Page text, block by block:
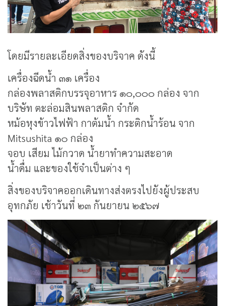
โดยมีรายละเอียดสิ่งของบริจาค ดังนี้
เครื่องฉีดน้ำ ๓๑ เครื่อง
กล่องพลาสติกบรรจุอาหาร ๑๐,๐๐๐ กล่อง จาก
บริษัท ตะล่อมสินพลาสติก จำกัด
หม้อหุงข้าวไฟฟ้า กาต้มน้ำ กระติกน้ำร้อน จาก
Mitsushita ๑๐ กล่อง
จอบ เสียม ไม้กวาด น้ำยาทำความสะอาด
น้ำดื่ม และของใช้จำเป็นต่าง ๆ
สิ่งของบริจาคออกเดินทางส่งตรงไปยังผู้ประสบ
อุทกภัย เช้าวันที่ ๒๓ กันยายน ๒๕๖๗